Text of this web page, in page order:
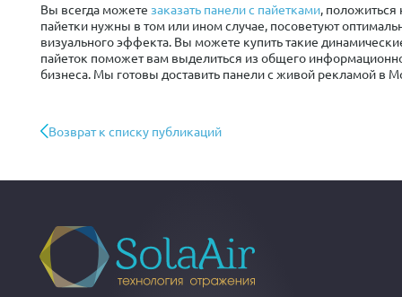
Вы всегда можете заказать панели с пайетками,
пайетки нужны в том или ином случае, посоветуют
визуального эффекта. Вы можете купить такие
пайеток поможет вам выделиться из общего
бизнеса. Мы готовы доставить панели с живой рекламой в
Возврат к списку публикаций